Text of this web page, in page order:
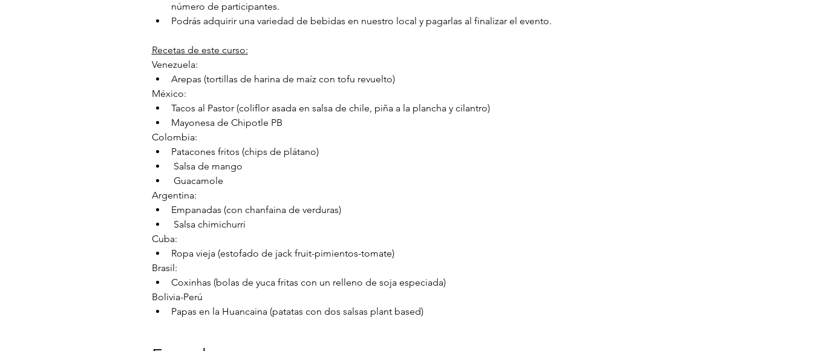
número de participantes.
Podrás adquirir una variedad de bebidas en nuestro local y pagarlas al finalizar el evento.
Recetas de este curso:
Venezuela:
Arepas (tortillas de harina de maíz con tofu revuelto)
México:
Tacos al Pastor (coliflor asada en salsa de chile, piña a la plancha y cilantro)
Mayonesa de Chipotle PB
Colombia:
Patacones fritos (chips de plátano)
Salsa de mango
Guacamole
Argentina:
Empanadas (con chanfaina de verduras)
Salsa chimichurri
Cuba:
Ropa vieja (estofado de jack fruit-pimientos-tomate)
Brasil:
Coxinhas (bolas de yuca fritas con un relleno de soja especiada)
Bolivia-Perú
Papas en la Huancaina (patatas con dos salsas plant based)